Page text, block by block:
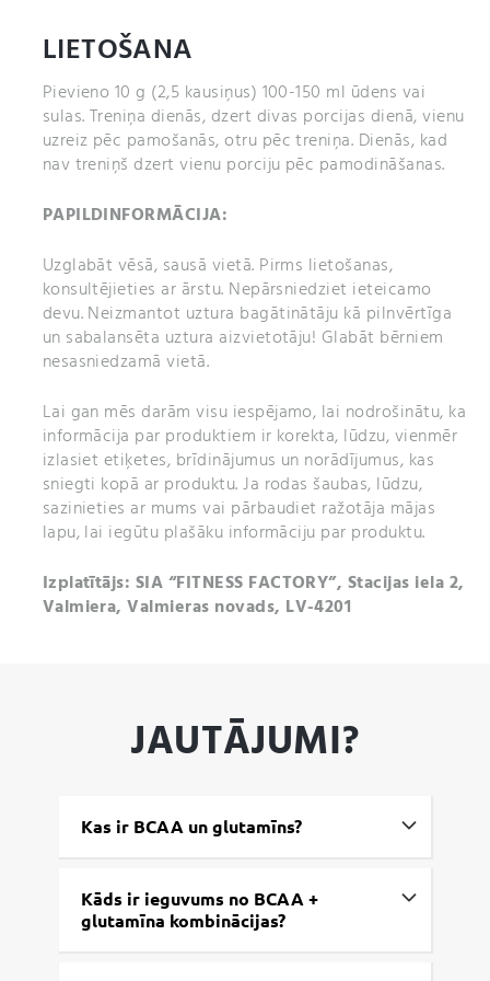
laktozi), soju, zemesriekstus, citus riekstus, sezama
sēklas, auzas, olas, vēžveidīgos, zivis.
LIETOŠANA
Pievieno 10 g (2,5 kausiņus) 100-150 ml ūdens vai
sulas. Treniņa dienās, dzert divas porcijas dienā, vienu
uzreiz pēc pamošanās, otru pēc treniņa. Dienās, kad
nav treniņš dzert vienu porciju pēc pamodināšanas.
PAPILDINFORMĀCIJA:
Uzglabāt vēsā, sausā vietā. Pirms lietošanas,
konsultējieties ar ārstu. Nepārsniedziet ieteicamo
devu. Neizmantot uztura bagātinātāju kā pilnvērtīga
un sabalansēta uztura aizvietotāju! Glabāt bērniem
nesasniedzamā vietā.
Lai gan mēs darām visu iespējamo, lai nodrošinātu, ka
informācija par produktiem ir korekta, lūdzu, vienmēr
izlasiet etiķetes, brīdinājumus un norādījumus, kas
sniegti kopā ar produktu. Ja rodas šaubas, lūdzu,
sazinieties ar mums vai pārbaudiet ražotāja mājas
lapu, lai iegūtu plašāku informāciju par produktu.
Izplatītājs: SIA “FITNESS FACTORY”, Stacijas iela 2,
Valmiera, Valmieras novads, LV-4201
JAUTĀJUMI?
Kas ir BCAA un glutamīns?
Kāds ir ieguvums no BCAA +
glutamīna kombinācijas?